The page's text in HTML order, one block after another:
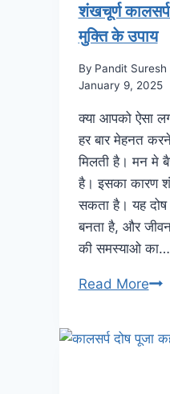
शंखचूर्ण
मुक्ति के उपाय
By Pandit Suresh
January 9, 2025
क्या आपको ऐसा
हर बार मेहनत
मिलती है। मन मे
है। इसका कारण
सकता है। यह
बनता है, और
की समस्याओ का…
Read More